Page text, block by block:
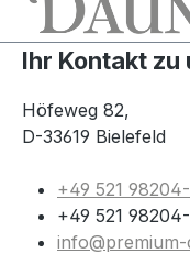
Ihr Kontakt zu
Höfeweg 82,
D-33619 Bielefeld
+49 521
+49 521